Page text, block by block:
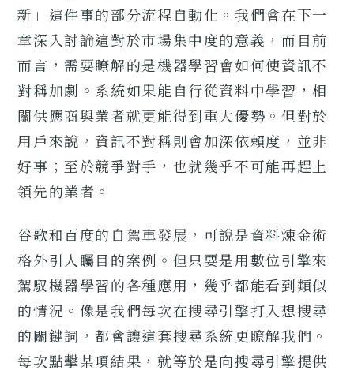
新」這件事的部分流程自動化。我們會在下一
章深入討論這對於市場集中度的意義，而目前
而言，需要瞭解的是機器學習會如何使資訊不
對稱加劇。系統如果能自行從資料中學習，相
關供應商與業者就更能得到重大優勢。但對於
用戶來說，資訊不對稱則會加深依賴度，並非
好事；至於競爭對手，也就幾乎不可能再趕上
領先的業者。
谷歌和百度的自駕車發展，可說是資料煉金術
格外引人矚目的案例。但只要是用數位引擎來
駕馭機器學習的各種應用，幾乎都能看到類似
的情況。像是我們每次在搜尋引擎打入想搜尋
的關鍵詞，都會讓這套搜尋系統更瞭解我們。
每次點擊某項結果，就等於是向搜尋引擎提供